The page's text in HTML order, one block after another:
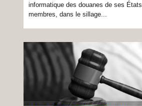
informatique des douanes de ses États
membres, dans le sillage...